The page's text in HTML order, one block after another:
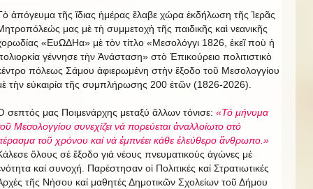
ἀπόγευμα τῆς ἴδιας ἡμέρας ἔλαβε χώρα ἐκδήλωση τῆς Ἱερᾶς
μας μὲ τὴ συμμετοχὴ τῆς παιδικῆς καὶ νεανικῆς
«ΕυΩΔΗα» μὲ τὸν τίτλο «Μεσολόγγι 1826, ἐκεῖ ποὺ ἡ
γέννησε τὴν Ἀνάσταση» στὸ Ἐπικούρειο πολιτιστικὸ
πόλεως Σάμου ἀφιερωμένη στὴν ἔξοδο τοῦ Μεσολογγίου
τὴν εὐκαιρία τῆς συμπλήρωσης 200 ἐτῶν (1826-2026).
σεπτός μας Ποιμενάρχης μεταξύ ἄλλων τόνισε: «Τό μήνυμα
Μεσολογγίου συνεχίζει νά πορεύεται ἀναλλοίωτο στό
τοῦ χρόνου καί νά ἐμπνέει κάθε ἐλεύθερο ἄνθρωπο.»
ὅλους σέ ἔξοδο γιά νέους πνευματικούς ἀγώνες μέ
καί συνοχή. Παρέστησαν οἱ Πολιτικές καί Στρατιωτικές
τῆς Νήσου καί μαθητές Δημοτικῶν Σχολείων τοῦ Δήμου